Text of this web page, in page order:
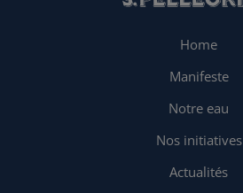
Home
Manifeste
Notre eau
Nos initiatives
Actualités